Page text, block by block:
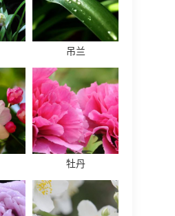
吊兰
牡丹